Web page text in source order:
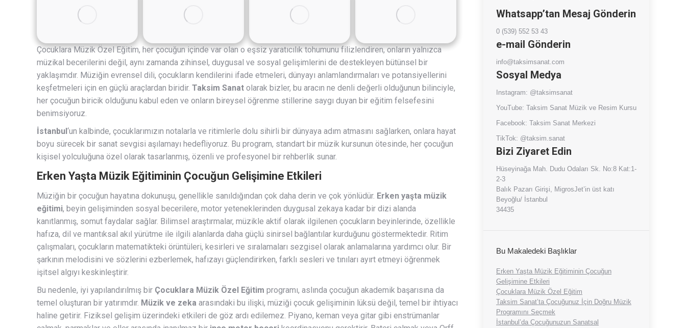
Çocuklara Müzik Özel Eğitim, her çocuğun içinde var olan o eşsiz yaratıcılık tohumunu filizlendiren, onların yalnızca
müzikal becerilerini değil, aynı zamanda zihinsel, duygusal ve sosyal gelişimlerini de destekleyen bütünsel bir
yaklaşımdır. Müziğin evrensel dili, çocukların kendilerini ifade etmeleri, dünyayı anlamlandırmaları ve potansiyellerini
keşfetmeleri için en güçlü araçlardan biridir. Taksim Sanat olarak bizler, bu aracın ne denli değerli olduğunun bilinciyle,
her çocuğun biricik olduğunu kabul eden ve onların bireysel öğrenme stillerine saygı duyan bir eğitim felsefesini
benimsiyoruz.
İstanbul‘un kalbinde, çocuklarımızın notalarla ve ritimlerle dolu sihirli bir dünyaya adım atmasını sağlarken, onlara hayat
boyu sürecek bir sanat sevgisi aşılamayı hedefliyoruz. Bu program, standart bir müzik kursunun ötesinde, her çocuğun
kişisel yolculuğuna özel olarak tasarlanmış, özenli ve profesyonel bir rehberlik sunar.
Erken Yaşta Müzik Eğitiminin Çocuğun Gelişimine Etkileri
Müziğin bir çocuğun hayatına dokunuşu, genellikle sanıldığından çok daha derin ve çok yönlüdür. Erken yaşta müzik
eğitimi, beyin gelişiminden sosyal becerilere, motor yeteneklerinden duygusal zekaya kadar bir dizi alanda
kanıtlanmış, somut faydalar sağlar. Bilimsel araştırmalar, müzikle aktif olarak ilgilenen çocukların beyinlerinde, özellikle
hafıza, dil ve mantıksal akıl yürütme ile ilgili alanlarda daha güçlü sinirsel bağlantılar kurduğunu göstermektedir. Ritim
çalışmaları, çocukların matematikteki örüntüleri, kesirleri ve sıralamaları sezgisel olarak anlamalarına yardımcı olur. Bir
şarkının melodisini ve sözlerini ezberlemek, hafızayı güçlendirirken, farklı sesleri ve tınıları ayırt etmeyi öğrenmek
işitsel algıyı keskinleştirir.
Bu nedenle, iyi yapılandırılmış bir Çocuklara Müzik Özel Eğitim programı, aslında çocuğun akademik başarısına da
temel oluşturan bir yatırımdır. Müzik ve zeka arasındaki bu ilişki, müziği çocuk gelişiminin lüksü değil, temel bir ihtiyacı
haline getirir. Fiziksel gelişim üzerindeki etkileri de göz ardı edilemez. Piyano, keman veya gitar gibi enstrümanlar
Whatsapp’tan Mesaj Gönderin
0 (539) 552 53 43
e-mail Gönderin
info@taksimsanat.com
Sosyal Medya
Instagram: @taksimsanat
YouTube: Taksim Sanat Müzik ve Resim Kursu
Facebook: Taksim Sanat Merkezi
TikTok: @taksim.sanat
Bizi Ziyaret Edin
Hüseyinağa Mah. Dudu Odaları Sk. No:8 Kat:1-
2-3
Balık Pazarı Girişi, MigrosJet’in üst katı
Beyoğlu/ İstanbul
34435
Bu Makaledeki Başlıklar
Erken Yaşta Müzik Eğitiminin Çocuğun
Gelişimine Etkileri
Çocuklara Müzik Özel Eğitim
Taksim Sanat’ta Çocuğunuz İçin Doğru Müzik
Programını Seçmek
İstanbul’da Çocuğunuzun Sanatsal